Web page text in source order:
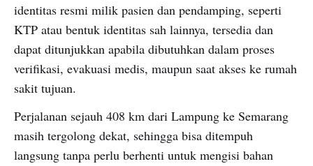
identitas resmi milik pasien dan pendamping, seperti
KTP atau bentuk identitas sah lainnya, tersedia dan
dapat ditunjukkan apabila dibutuhkan dalam proses
verifikasi, evakuasi medis, maupun saat akses ke rumah
sakit tujuan.
Perjalanan sejauh 408 km dari Lampung ke Semarang
masih tergolong dekat, sehingga bisa ditempuh
langsung tanpa perlu berhenti untuk mengisi bahan